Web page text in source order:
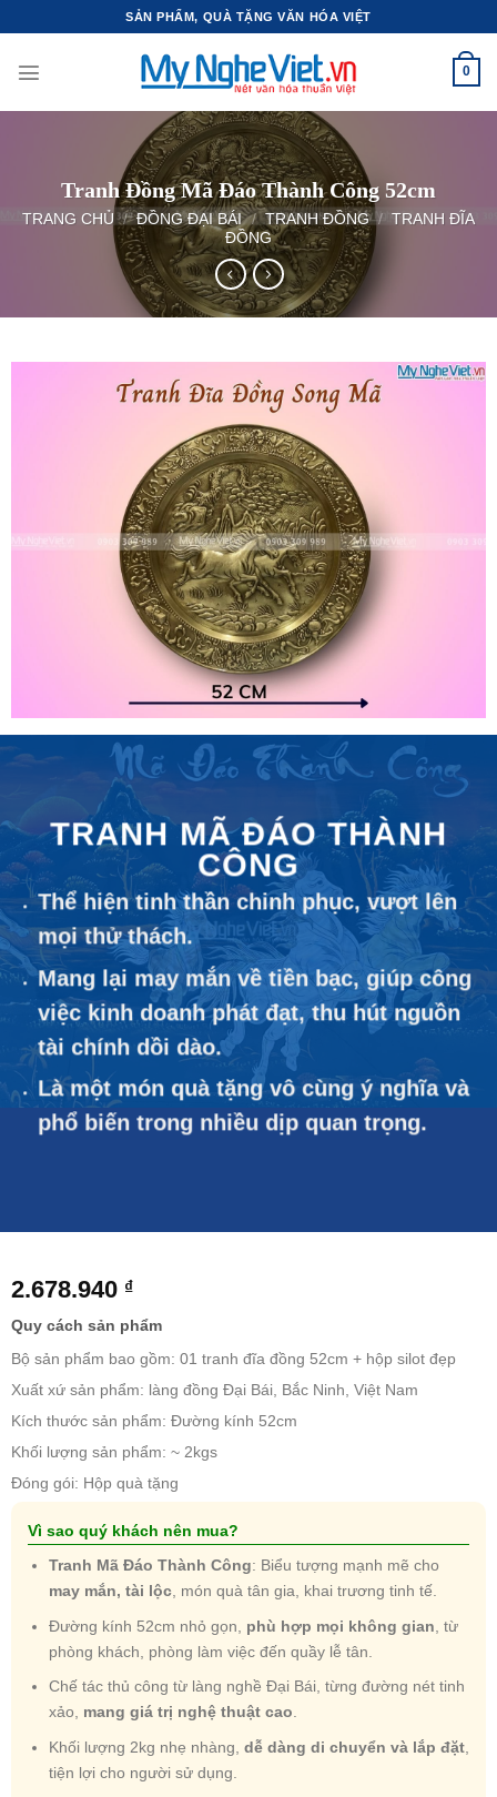
qua
nội
SẢN PHẨM, QUÀ TẶNG VĂN HÓA VIỆT
0
Tranh Đồng Mã Đáo Thành Công 52cm
TRANG CHỦ / ĐỒNG ĐẠI BÁI / TRANH ĐỒNG / TRANH ĐĨA
ĐỒNG
TRANH MÃ ĐÁO THÀNH
CÔNG
Thể hiện tinh thần chinh phục, vượt lên
mọi thử thách.
Mang lại may mắn về tiền bạc, giúp công
việc kinh doanh phát đạt, thu hút nguồn
tài chính dồi dào.
Là một món quà tặng vô cùng ý nghĩa và
phổ biến trong nhiều dịp quan trọng.
2.678.940 ₫
Quy cách sản phẩm
Bộ sản phẩm bao gồm: 01 tranh đĩa đồng 52cm + hộp silot đẹp
Xuất xứ sản phẩm: làng đồng Đại Bái, Bắc Ninh, Việt Nam
Kích thước sản phẩm: Đường kính 52cm
Khối lượng sản phẩm: ~ 2kgs
Đóng gói: Hộp quà tặng
Vì sao quý khách nên mua?
Tranh Mã Đáo Thành Công: Biểu tượng mạnh mẽ cho
may mắn, tài lộc, món quà tân gia, khai trương tinh tế.
Đường kính 52cm nhỏ gọn, phù hợp mọi không gian , từ
phòng khách, phòng làm việc đến quầy lễ tân.
Chế tác thủ công từ làng nghề Đại Bái, từng đường nét tinh
xảo, mang giá trị nghệ thuật cao
Khối lượng 2kg nhẹ nhàng, dễ dàng di chuyển và lắp đặt,
tiện lợi cho người sử dụng.